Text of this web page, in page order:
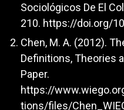
Sociológicos De El
210. https://doi.org/
Chen, M. A. (2012).
Definitions, Theories
Paper.
https://
tions/files/